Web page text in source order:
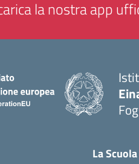
la nostra app
La Scuola